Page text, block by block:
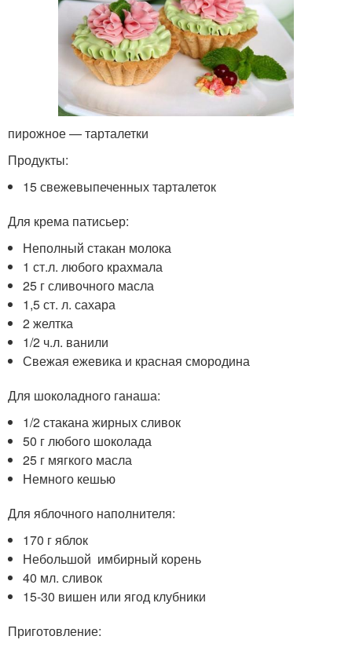
пирожное — тарталетки
Продукты:
15 свежевыпеченных тарталеток
Для крема патисьер:
Неполный стакан молока
1 ст.л. любого крахмала
25 г сливочного масла
1,5 ст. л. сахара
2 желтка
1/2 ч.л. ванили
Свежая ежевика и красная смородина
Для шоколадного ганаша:
1/2 стакана жирных сливок
50 г любого шоколада
25 г мягкого масла
Немного кешью
Для яблочного наполнителя:
170 г яблок
Небольшой имбирный корень
40 мл. сливок
15-30 вишен или ягод клубники
Приготовление: